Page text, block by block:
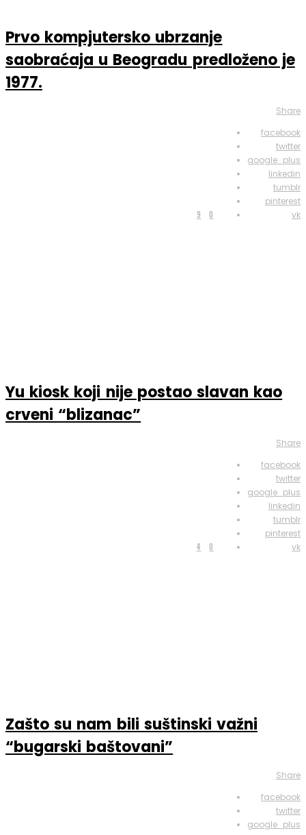
Prvo kompjutersko ubrzanje
saobraćaja u Beogradu predloženo je
1977.
9 0
Share
facebook
twitter
google_plus
linkedin
tumblr
pinterest
vk
Yu kiosk koji nije postao slavan kao
crveni “blizanac”
4 0
Share
facebook
twitter
google_plus
linkedin
tumblr
pinterest
vk
Zašto su nam bili suštinski važni
“bugarski baštovani”
Share
facebook
twitter
google_plus